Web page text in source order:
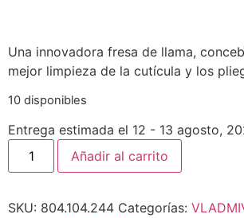
Una innovadora fresa de llama,
mejor limpieza de la cutícula y los
10 disponibles
Entrega estimada el 12 - 13 agosto,
Añadir al carrito
SKU: 804.104.244 Categorías: